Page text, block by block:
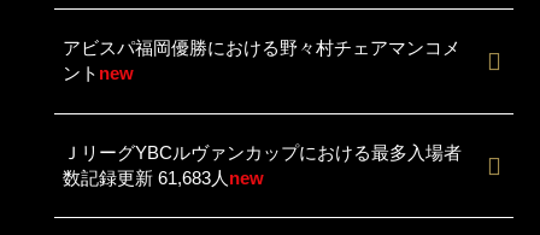
アビスパ福岡優勝における野々村チェアマンコメ
ント new
ＪリーグYBCルヴァンカップにおける最多入場者
数記録更新 61,683人 new